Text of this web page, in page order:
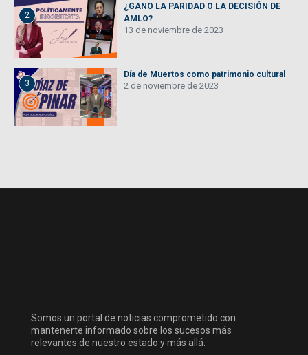
2
¿GANO LA PARIDAD O LA DECISIÓN DE
AMLO?
13 de noviembre de 2023
3
Día de Muertos como patrimonio cultural
2 de noviembre de 2023
Somos un portal de noticias comprometido con
mantenerte informado sobre los sucesos más
relevantes de nuestro estado y más allá.